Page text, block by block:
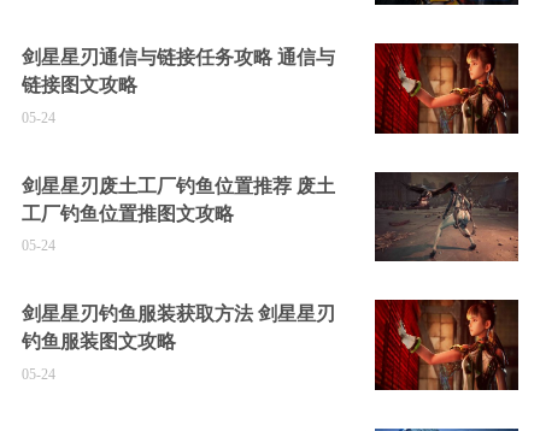
剑星星刃通信与链接任务攻略 通信与
链接图文攻略
05-24
剑星星刃废土工厂钓鱼位置推荐 废土
工厂钓鱼位置推图文攻略
05-24
剑星星刃钓鱼服装获取方法 剑星星刃
钓鱼服装图文攻略
05-24